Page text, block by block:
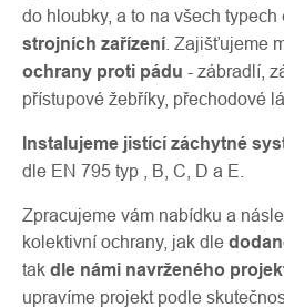
do hloubky, a to na všech typech
strojních zařízení . Zajišťujeme
ochrany proti pádu - zábradlí,
přístupové žebříky, přechodové
Instalujeme jistící záchytné
dle EN 795 typ , B, C, D a E.
Zpracujeme vám nabídku a
kolektivní ochrany, jak dle
tak dle námi navrženého
upravíme projekt podle